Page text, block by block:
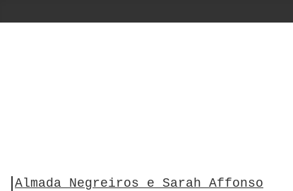
Almada Negreiros e Sarah Affonso